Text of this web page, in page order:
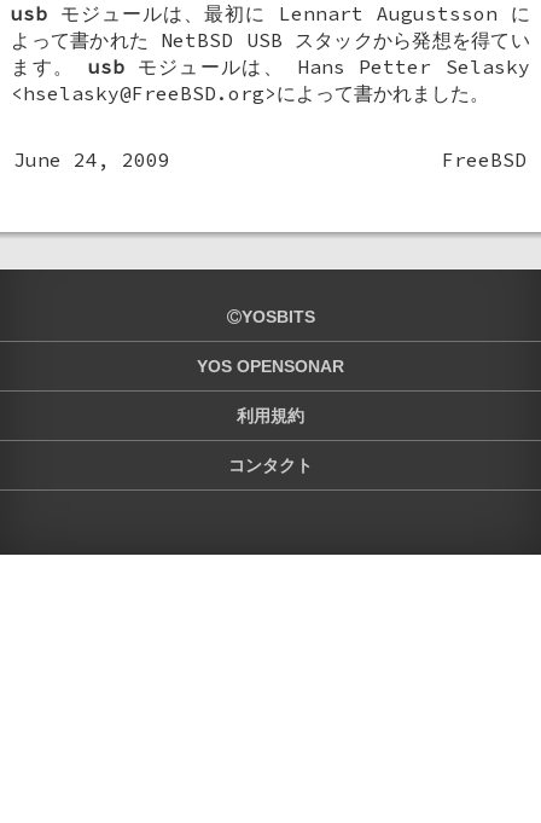
usb モジュールは、最初に Lennart Augustsson に
よって書かれた NetBSD USB スタックから発想を得てい
ます。 usbモジュールは、 Hans Petter Selasky
<hselasky@FreeBSD.org>によって書かれました。
June 24, 2009 FreeBSD
YOSBITS
YOS OPENSONAR
利用規約
コンタクト